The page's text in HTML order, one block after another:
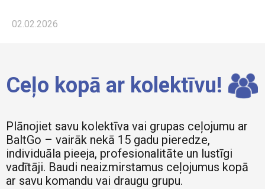
02.02.2026
Ceļo kopā ar kolektīvu!
Plānojiet savu kolektīva vai grupas ceļojumu ar
BaltGo – vairāk nekā 15 gadu pieredze,
individuāla pieeja, profesionalitāte un lustīgi
vadītāji. Baudi neaizmirstamus ceļojumus kopā
ar savu komandu vai draugu grupu.